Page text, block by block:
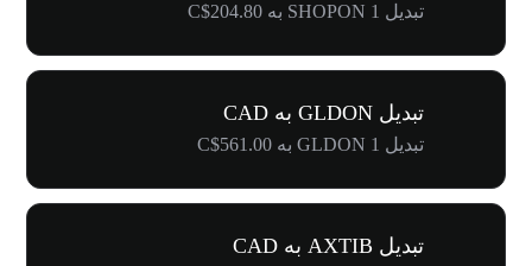
تبدیل 1 SHOPON به C$204.80
تبدیل GLDON به CAD
تبدیل 1 GLDON به C$561.00
تبدیل AXTIB به CAD